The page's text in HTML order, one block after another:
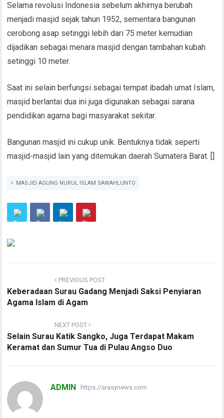
Selama revolusi Indonesia sebelum akhirnya berubah
menjadi masjid sejak tahun 1952, sementara bangunan
cerobong asap setinggi lebih dari 75 meter kemudian
dijadikan sebagai menara masjid dengan tambahan kubah
setinggi 10 meter.
Saat ini selain berfungsi sebagai tempat ibadah umat Islam,
masjid berlantai dua ini juga digunakan sebagai sarana
pendidikan agama bagi masyarakat sekitar.
Bangunan masjid ini cukup unik. Bentuknya tidak seperti
masjid-masjid lain yang ditemukan daerah Sumatera Barat. []
MASJID AGUNG NURUL ISLAM SAWAHLUNTO
PREVIOUS POST
Keberadaan Surau Gadang Menjadi Saksi Penyiaran
Agama Islam di Agam
NEXT POST
Selain Surau Katik Sangko, Juga Terdapat Makam
Keramat dan Sumur Tua di Pulau Angso Duo
ADMIN https://arasynews.com